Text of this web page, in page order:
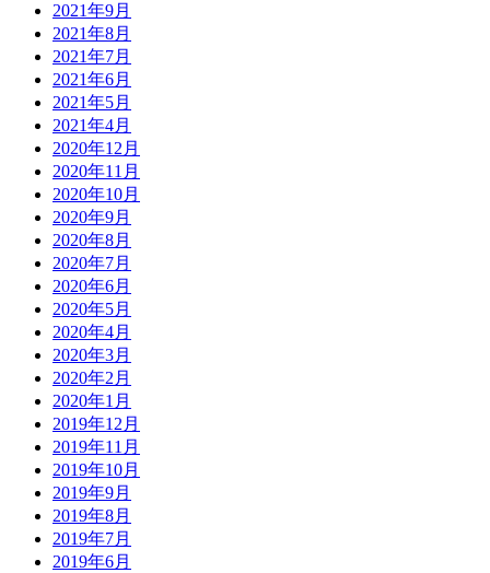
2021年9月
2021年8月
2021年7月
2021年6月
2021年5月
2021年4月
2020年12月
2020年11月
2020年10月
2020年9月
2020年8月
2020年7月
2020年6月
2020年5月
2020年4月
2020年3月
2020年2月
2020年1月
2019年12月
2019年11月
2019年10月
2019年9月
2019年8月
2019年7月
2019年6月